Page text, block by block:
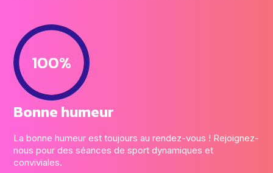
100%
Bonne humeur
La bonne humeur est toujours au rendez-vous ! Rejoignez-
nous pour des séances de sport dynamiques et
conviviales.